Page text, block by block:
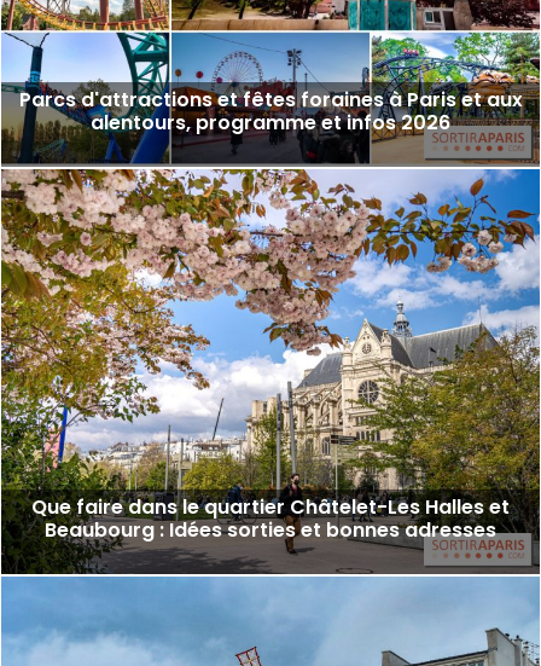
Parcs d'attractions et fêtes foraines à Paris et aux
alentours, programme et infos 2026
Que faire dans le quartier Châtelet-Les Halles et
Beaubourg : Idées sorties et bonnes adresses